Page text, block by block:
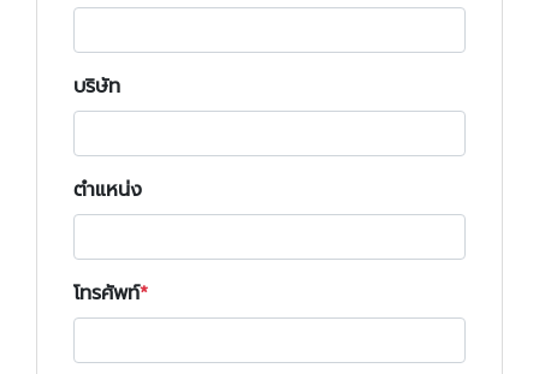
บริษัท
ตำแหน่ง
โทรศัพท์